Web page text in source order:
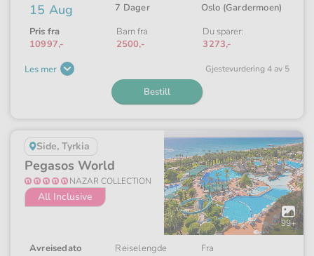
15 Aug 7 Dager
Oslo (Gardermoen)
Pris fra
10997,-
Barn fra
2500,-
Du sparer:
3273,-
Les mer
Gjeste­vurdering 4 av 5
Bestill
Side, Tyrkia
Pegasos World
NAZAR COLLECTION
All Inclusive
Åpne
galleriet
99+
Avreisedato
Reiselengde
Fra